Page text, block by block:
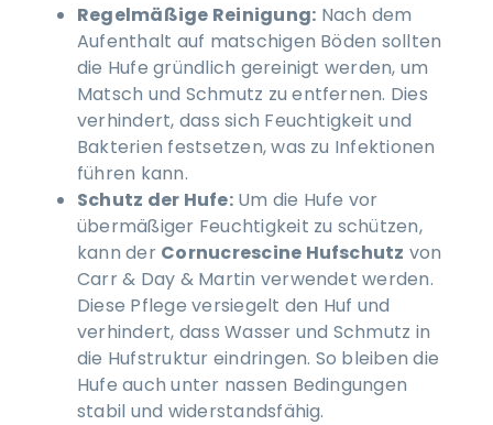
Regelmäßige Reinigung: Nach dem
Aufenthalt auf matschigen Böden sollten
die Hufe gründlich gereinigt werden, um
Matsch und Schmutz zu entfernen. Dies
verhindert, dass sich Feuchtigkeit und
Bakterien festsetzen, was zu Infektionen
führen kann.
Schutz der Hufe:Um die Hufe vor
übermäßiger Feuchtigkeit zu schützen,
kann der Cornucrescine Hufschutz von
Carr & Day & Martin verwendet werden.
Diese Pflege versiegelt den Huf und
verhindert, dass Wasser und Schmutz in
die Hufstruktur eindringen. So bleiben die
Hufe auch unter nassen Bedingungen
stabil und widerstandsfähig.